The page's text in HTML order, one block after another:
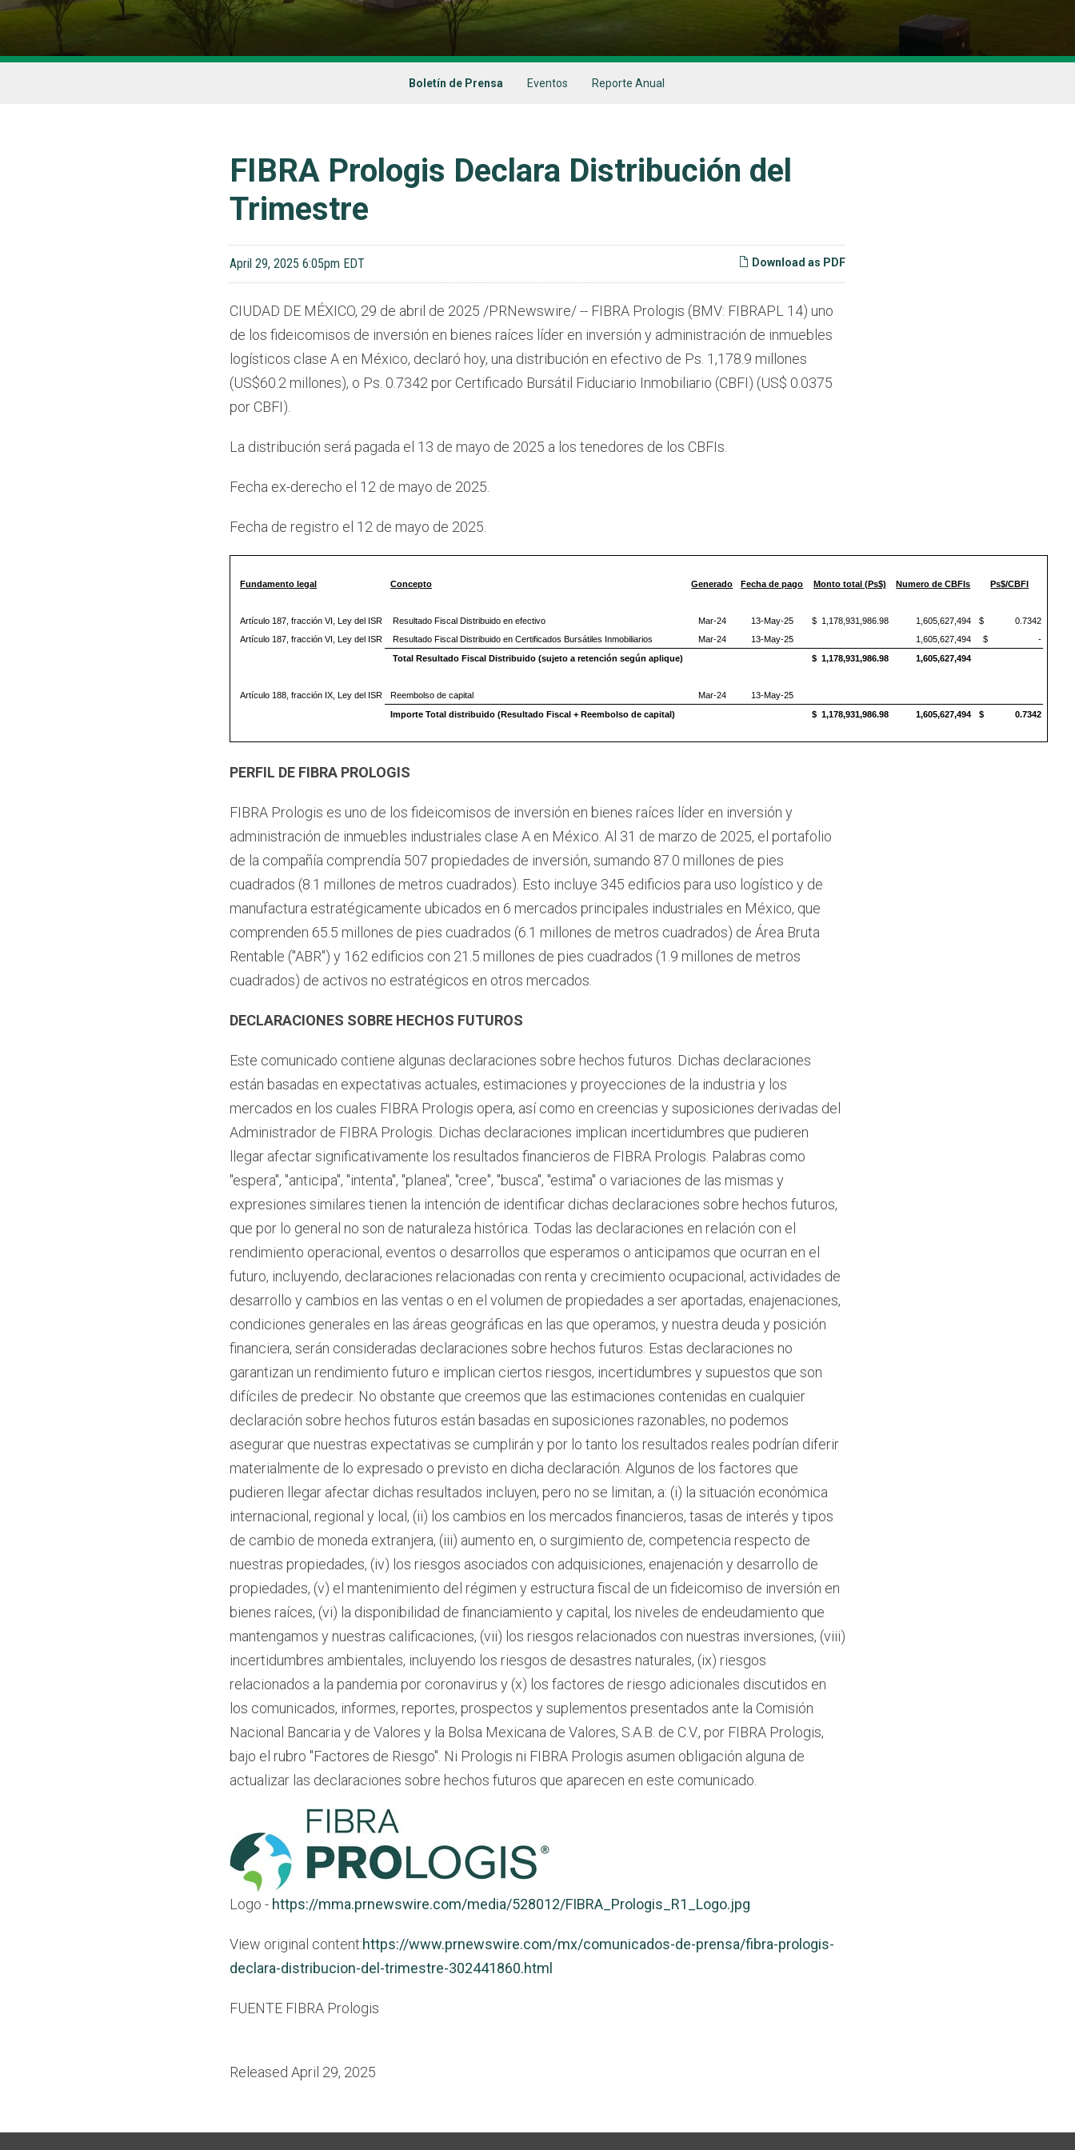
Boletín de Prensa Eventos Reporte Anual
FIBRA Prologis Declara Distribución del
Trimestre
Download as PDF
April 29, 2025 6:05pm EDT
CIUDAD DE MÉXICO, 29 de abril de 2025 /PRNewswire/ -- FIBRA Prologis (BMV: FIBRAPL 14) uno
de los fideicomisos de inversión en bienes raíces líder en inversión y administración de inmuebles
logísticos clase A en México, declaró hoy, una distribución en efectivo de Ps. 1,178.9 millones
(US$60.2 millones), o Ps. 0.7342 por Certificado Bursátil Fiduciario Inmobiliario (CBFI) (US$ 0.0375
por CBFI).
La distribución será pagada el 13 de mayo de 2025 a los tenedores de los CBFIs.
Fecha ex-derecho el 12 de mayo de 2025.
Fecha de registro el 12 de mayo de 2025.
Fundamento legal Concepto Generado Fecha de pago Monto total (Ps$) Numero de CBFIs Ps$/CBFI
Artículo 187, fracción VI, Ley del ISR Resultado Fiscal Distribuido en efectivo Mar-24 13-May-25 $ 1,178,931,986.98 1,605,627,494
$ 0.7342
Artículo 187, fracción VI, Ley del ISR
Resultado Fiscal Distribuido en Certificados Bursátiles Inmobiliarios Mar-24 13-May-25 1,605,627,494
$ -
Total Resultado Fiscal Distribuido (sujeto a retención según aplique)
$ 1,178,931,986.98 1,605,627,494
Artículo 188, fracción IX, Ley del ISR Reembolso de capital Mar-24
13-May-25
Importe Total distribuido (Resultado Fiscal + Reembolso de capital)
$ 1,178,931,986.98 1,605,627,494 $ 0.7342
PERFIL DE FIBRA PROLOGIS
FIBRA Prologis es uno de los fideicomisos de inversión en bienes raíces líder en inversión y
administración de inmuebles industriales clase A en México. Al 31 de marzo de 2025, el portafolio
de la compañía comprendía 507 propiedades de inversión, sumando 87.0 millones de pies
cuadrados (8.1 millones de metros cuadrados). Esto incluye 345 edificios para uso logístico y de
manufactura estratégicamente ubicados en 6 mercados principales industriales en México, que
comprenden 65.5 millones de pies cuadrados (6.1 millones de metros cuadrados) de Área Bruta
Rentable ("ABR") y 162 edificios con 21.5 millones de pies cuadrados (1.9 millones de metros
cuadrados) de activos no estratégicos en otros mercados.
DECLARACIONES SOBRE HECHOS FUTUROS
Este comunicado contiene algunas declaraciones sobre hechos futuros. Dichas declaraciones
están basadas en expectativas actuales, estimaciones y proyecciones de la industria y los
mercados en los cuales FIBRA Prologis opera, así como en creencias y suposiciones derivadas del
Administrador de FIBRA Prologis. Dichas declaraciones implican incertidumbres que pudieren
llegar afectar significativamente los resultados financieros de FIBRA Prologis. Palabras como
"espera", "anticipa", "intenta", "planea", "cree", "busca", "estima" o variaciones de las mismas y
expresiones similares tienen la intención de identificar dichas declaraciones sobre hechos futuros,
que por lo general no son de naturaleza histórica. Todas las declaraciones en relación con el
rendimiento operacional, eventos o desarrollos que esperamos o anticipamos que ocurran en el
futuro, incluyendo, declaraciones relacionadas con renta y crecimiento ocupacional, actividades de
desarrollo y cambios en las ventas o en el volumen de propiedades a ser aportadas, enajenaciones,
condiciones generales en las áreas geográficas en las que operamos, y nuestra deuda y posición
financiera, serán consideradas declaraciones sobre hechos futuros. Estas declaraciones no
garantizan un rendimiento futuro e implican ciertos riesgos, incertidumbres y supuestos que son
difíciles de predecir. No obstante que creemos que las estimaciones contenidas en cualquier
declaración sobre hechos futuros están basadas en suposiciones razonables, no podemos
asegurar que nuestras expectativas se cumplirán y por lo tanto los resultados reales podrían diferir
materialmente de lo expresado o previsto en dicha declaración. Algunos de los factores que
pudieren llegar afectar dichas resultados incluyen, pero no se limitan, a: (i) la situación económica
internacional, regional y local, (ii) los cambios en los mercados financieros, tasas de interés y tipos
de cambio de moneda extranjera, (iii) aumento en, o surgimiento de, competencia respecto de
nuestras propiedades, (iv) los riesgos asociados con adquisiciones, enajenación y desarrollo de
propiedades, (v) el mantenimiento del régimen y estructura fiscal de un fideicomiso de inversión en
bienes raíces, (vi) la disponibilidad de financiamiento y capital, los niveles de endeudamiento que
mantengamos y nuestras calificaciones, (vii) los riesgos relacionados con nuestras inversiones, (viii)
incertidumbres ambientales, incluyendo los riesgos de desastres naturales, (ix) riesgos
relacionados a la pandemia por coronavirus y (x) los factores de riesgo adicionales discutidos en
los comunicados, informes, reportes, prospectos y suplementos presentados ante la Comisión
Nacional Bancaria y de Valores y la Bolsa Mexicana de Valores, S.A.B. de C.V., por FIBRA Prologis,
bajo el rubro "Factores de Riesgo". Ni Prologis ni FIBRA Prologis asumen obligación alguna de
actualizar las declaraciones sobre hechos futuros que aparecen en este comunicado.
Logo - https://mma.prnewswire.com/media/528012/FIBRA_Prologis_R1_Logo.jpg
View original content:https://www.prnewswire.com/mx/comunicados-de-prensa/fibra-prologis-
declara-distribucion-del-trimestre-302441860.html
FUENTE FIBRA Prologis
Released April 29, 2025